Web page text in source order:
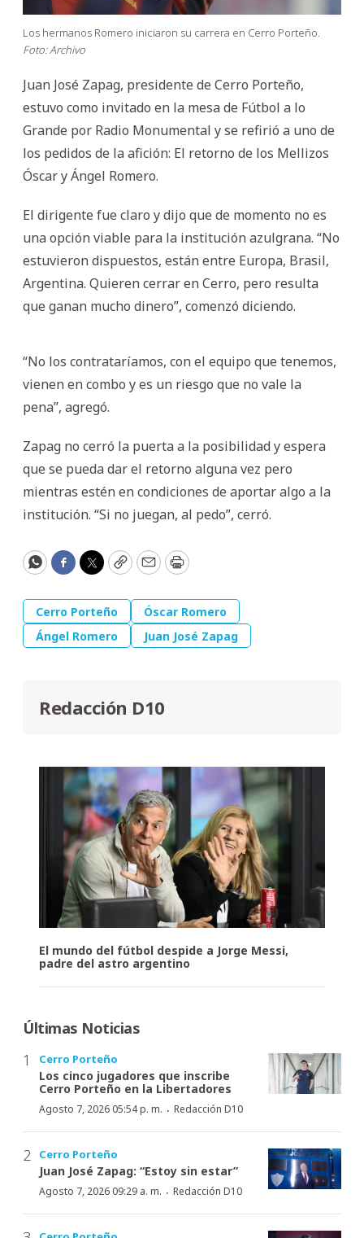
Los hermanos Romero iniciaron su carrera en Cerro Porteño.
Foto: Archivo
Juan José Zapag, presidente de Cerro Porteño,
estuvo como invitado en la mesa de Fútbol a lo
Grande por Radio Monumental y se refirió a uno de
los pedidos de la afición: El retorno de los Mellizos
Óscar y Ángel Romero.
El dirigente fue claro y dijo que de momento no es
una opción viable para la institución azulgrana. “No
estuvieron dispuestos, están entre Europa, Brasil,
Argentina. Quieren cerrar en Cerro, pero resulta
que ganan mucho dinero”, comenzó diciendo.
“No los contrataríamos, con el equipo que tenemos,
vienen en combo y es un riesgo que no vale la
pena”, agregó.
Zapag no cerró la puerta a la posibilidad y espera
que se pueda dar el retorno alguna vez pero
mientras estén en condiciones de aportar algo a la
institución. “Si no juegan, al pedo”, cerró.
WhatsApp
Facebook
Twitter
CopyEmailPrint
Cerro Porteño
Óscar Romero
Ángel Romero
Juan José Zapag
Redacción D10
El mundo del fútbol despide a Jorge Messi,
padre del astro argentino
Últimas Noticias
Cerro Porteño
Los cinco jugadores que inscribe
Cerro Porteño en la Libertadores
Agosto 7, 2026 05:54 p. m. · Redacción D10
Cerro Porteño
Juan José Zapag: “Estoy sin estar”
Agosto 7, 2026 09:29 a. m. · Redacción D10